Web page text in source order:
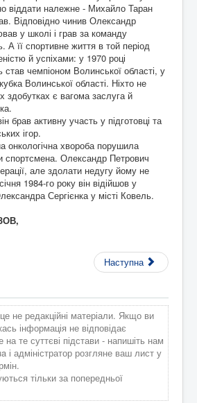
віддати належне - Михайло Таран
Відповідно чинив Олександр
у школі і грав за команду
А її спортивне життя в той період
й успіхами: у 1970 році
чемпіоном Волинської області, у
Волинської області. Ніхто не
здобутках є вагома заслуга й
брав активну участь у підготовці та
ігор.
онкологічна хвороба порушила
спортсмена. Олександр Петрович
але здолати недугу йому не
1984-го року він відійшов у
Сергієнка у місті Ковель.
Наступна
не редакційні матеріали. Якщо ви
інформація не відповідає
на те суттєві підстави - напишіть нам
і адміністратор розгляне ваш лист у
тільки за попередньої